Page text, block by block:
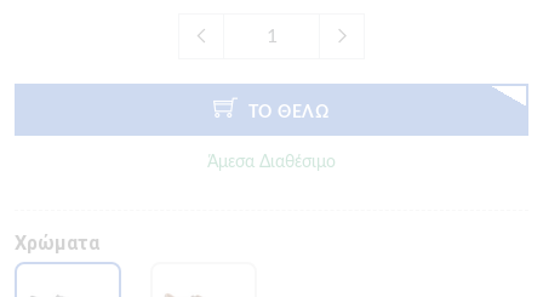
ΤΟ ΘΕΛΩ
Άμεσα Διαθέσιμο
Χρώματα